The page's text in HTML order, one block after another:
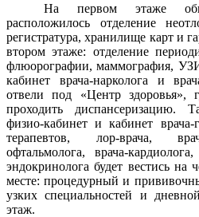
На первом этаже
расположилось отделение
регистратура, хранилище карт и
втором этаже: отделение
флюорографии, маммография,
кабинет врача-нарколога и
отвели под «Центр здоровья»,
проходить диспансеризацию.
физио-кабинет и кабинет
терапевтов, лор-врача,
офтальмолога, врача-
эндокринолога будет вестись на
месте: процедурный и
узких специальностей и
этаж.